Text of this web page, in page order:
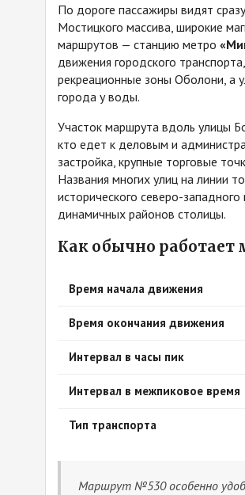
По дороге пассажиры видят
Мостицкого массива, широкие
маршрутов — станцию метро
движения городского
рекреационные зоны Оболони, а
города у воды.
Участок маршрута вдоль улицы
кто едет к деловым и
застройка, крупные торговые
Названия многих улиц на линии
исторического северо-
динамичных районов столицы.
Как обычно работает
Время начала движения
Время окончания движения
Интервал в часы пик
Интервал в межпиковое время
Тип транспорта
Маршрут №530 особенно